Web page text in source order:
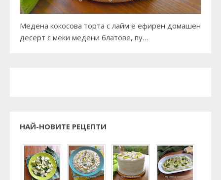
Медена кокосова торта с лайм е ефирен домашен
десерт с меки медени блатове, пу…
НАЙ-НОВИТЕ РЕЦЕПТИ